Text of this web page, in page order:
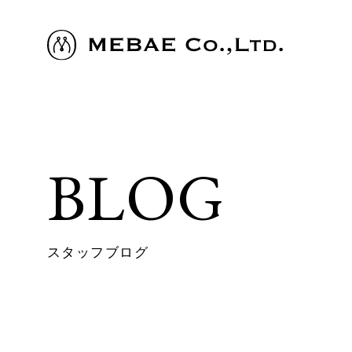
BLOG
スタッフブログ